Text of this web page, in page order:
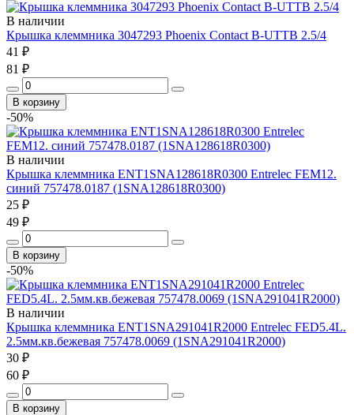
В наличии
Крышка клеммника 3047293 Phoenix Contact B-UTTB 2.5/4
41 ₽
81 ₽
В корзину
-50%
В наличии
Крышка клеммника ENT1SNA128618R0300 Entrelec FEM12.
синий 757478.0187 (1SNA128618R0300)
25 ₽
49 ₽
В корзину
-50%
В наличии
Крышка клеммника ENT1SNA291041R2000 Entrelec FED5.4L.
2.5мм.кв.бежевая 757478.0069 (1SNA291041R2000)
30 ₽
60 ₽
В корзину